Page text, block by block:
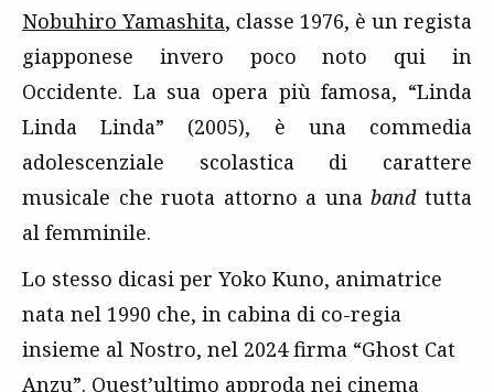
Nobuhiro Yamashita, classe 1976, è un regista
giapponese invero poco noto qui in
Occidente. La sua opera più famosa, “Linda
Linda Linda” (2005), è una commedia
adolescenziale scolastica di carattere
musicale che ruota attorno a unabandtutta
al femminile.
Lo stesso dicasi per Yoko Kuno, animatrice
nata nel 1990 che, in cabina di co-regia
insieme al Nostro, nel 2024 firma “Ghost Cat
Anzu”. Quest’ultimo approda nei cinema